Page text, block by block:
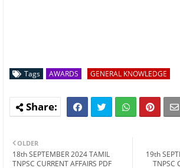
Tags AWARDS GENERAL KNOWLEDGE
19th
TNPSC
OLDER
18th SEPTEMBER 2024 TAMIL
TNPSC CURRENT AFFAIRS PDF